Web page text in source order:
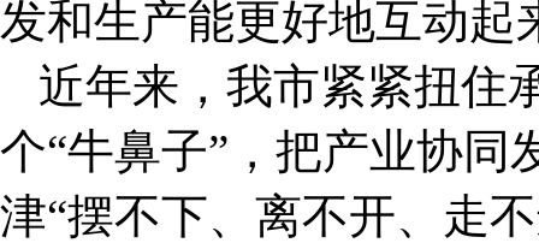
发和生产能更好地互动起
近年来，我市紧紧扭住
个“牛鼻子”，把产业协同
津“摆不下、离不开、走